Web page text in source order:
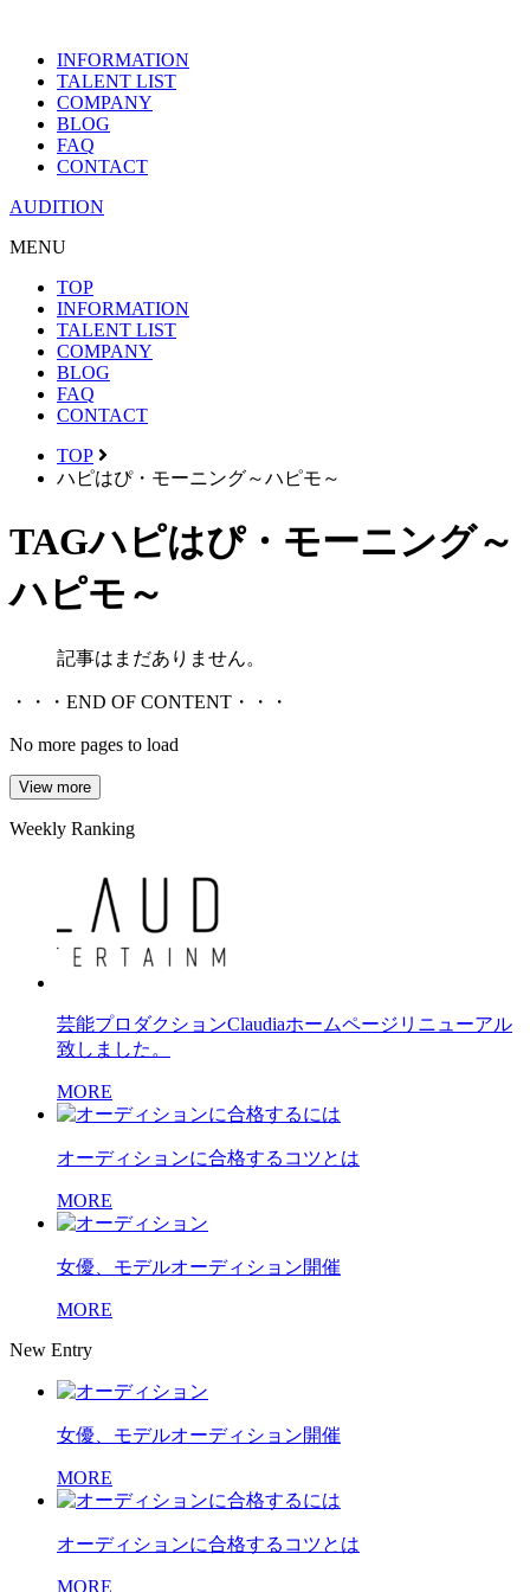
INFORMATION
TALENT LIST
COMPANY
BLOG
FAQ
CONTACT
AUDITION
MENU
TOP
INFORMATION
TALENT LIST
COMPANY
BLOG
FAQ
CONTACT
TOP
ハピはぴ・モーニング～ハピモ～
TAGハピはぴ・モーニング～
ハピモ～
記事はまだありません。
・・・END OF CONTENT・・・
No more pages to load
View more
Weekly Ranking
芸能プロダクションClaudiaホームページリニューアル
致しました。
MORE
オーディションに合格するコツとは
MORE
女優、モデルオーディション開催
MORE
New Entry
女優、モデルオーディション開催
MORE
オーディションに合格するコツとは
MORE